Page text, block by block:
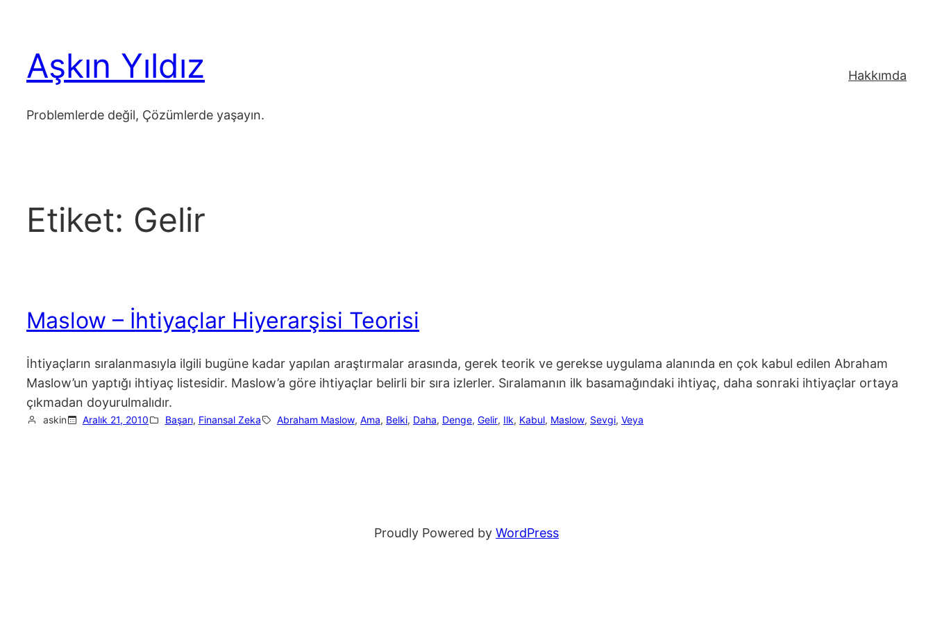
Aşkın Yıldız
Problemlerde değil, Çözümlerde yaşayın.
Hakkımda
Etiket: Gelir
Maslow – İhtiyaçlar Hiyerarşisi Teorisi
İhtiyaçların sıralanmasıyla ilgili bugüne kadar yapılan araştırmalar arasında, gerek teorik ve gerekse uygulama alanında en çok kabul edilen Abraham
Maslow’un yaptığı ihtiyaç listesidir. Maslow’a göre ihtiyaçlar belirli bir sıra izlerler. Sıralamanın ilk basamağındaki ihtiyaç, daha sonraki ihtiyaçlar ortaya
çıkmadan doyurulmalıdır.
askin Aralık 21, 2010 Başarı, Finansal Zeka Abraham Maslow, Ama, Belki, Daha, Denge, Gelir, Ilk, Kabul, Maslow, Sevgi, Veya
Proudly Powered by WordPress